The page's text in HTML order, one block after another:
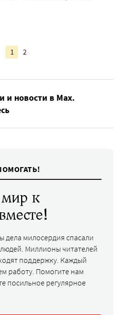
1 2
и новости в Max.
к
дела милосердия спасали
Миллионы читателей
поддержку. Каждый
работу. Помогите нам
посильное регулярное